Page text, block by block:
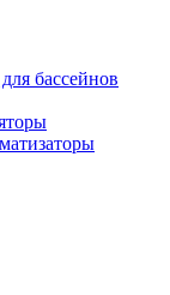
бассейнов